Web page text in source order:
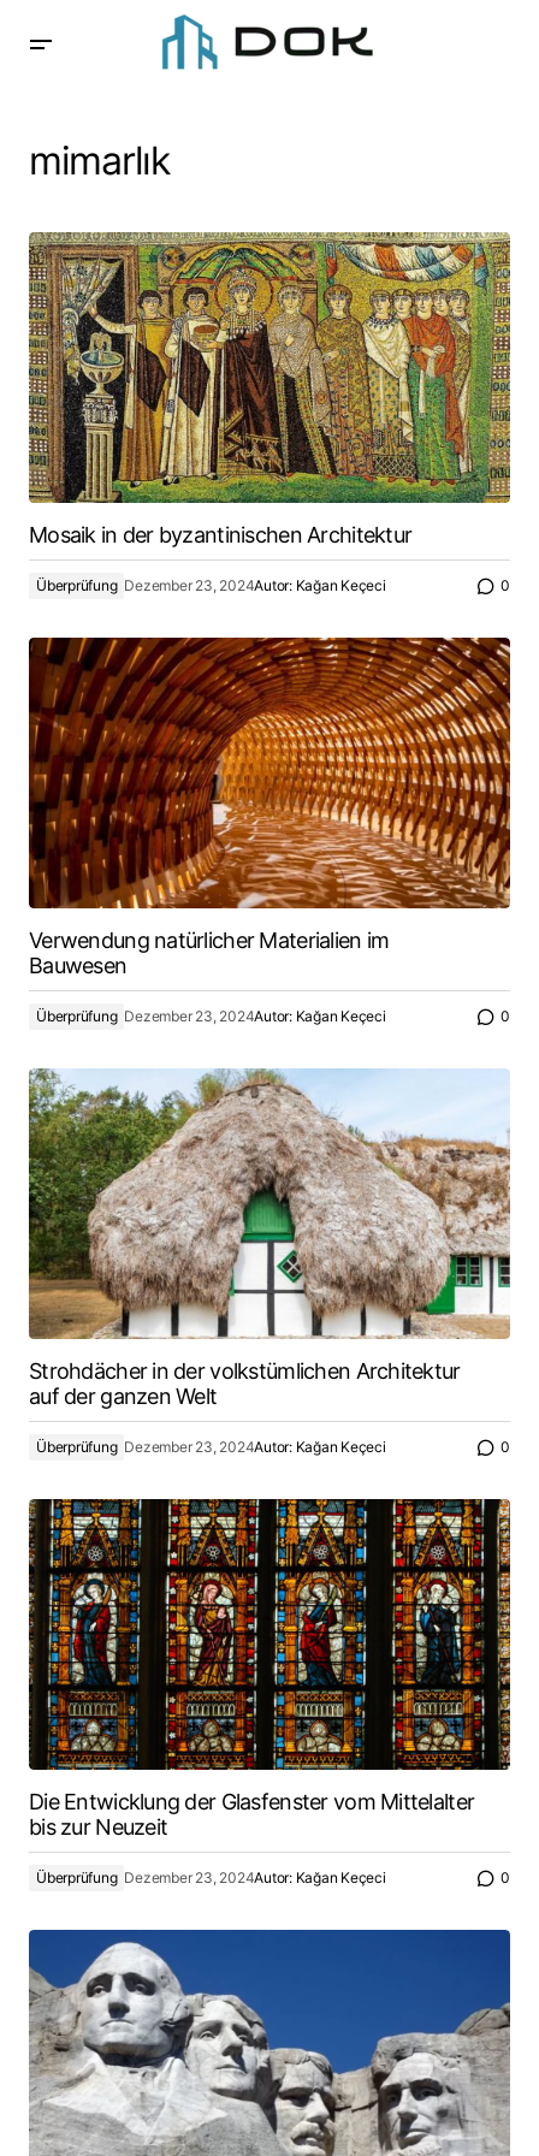
mimarlık
Mosaik in der byzantinischen Architektur
Überprüfung Dezember 23, 2024Autor: Kağan Keçeci 0
Verwendung natürlicher Materialien im
Bauwesen
Überprüfung Dezember 23, 2024Autor: Kağan Keçeci 0
Strohdächer in der volkstümlichen Architektur
auf der ganzen Welt
Überprüfung Dezember 23, 2024Autor: Kağan Keçeci 0
Die Entwicklung der Glasfenster vom Mittelalter
bis zur Neuzeit
Überprüfung Dezember 23, 2024Autor: Kağan Keçeci 0